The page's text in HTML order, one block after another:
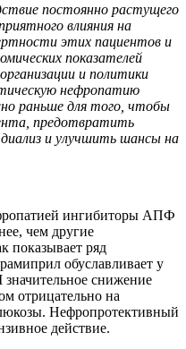
постоянно растущего
влияния на
этих пациентов и
показателей
и политики
нефропатию
раньше для того, чтобы
предотвратить
и улучшить шансы на
ингибиторы АПФ
чем другие
показывает ряд
обуславливает у
снижение
отрицательно на
Нефропротективный
действие.